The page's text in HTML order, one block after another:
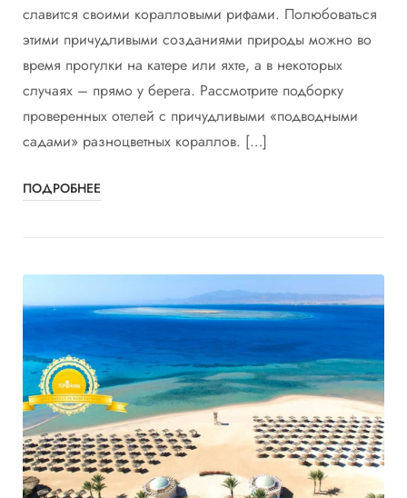
славится своими коралловыми рифами. Полюбоваться
этими причудливыми созданиями природы можно во
время прогулки на катере или яхте, а в некоторых
случаях – прямо у берега. Рассмотрите подборку
проверенных отелей с причудливыми «подводными
садами» разноцветных кораллов. […]
ПОДРОБНЕЕ